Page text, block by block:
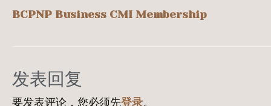
BCPNP Business CMI Membership
发表回复
要发表评论，您必须先登录。